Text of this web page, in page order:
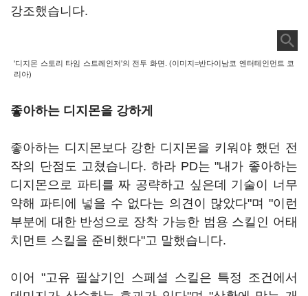
강조했습니다.
'디지몬 스토리 타임 스트레인저'의 전투 화면. (이미지=반다이남코 엔터테인먼트 코
리아)
좋아하는 디지몬을 강하게
좋아하는 디지몬보다 강한 디지몬을 키워야 했던 전
작의 단점도 고쳤습니다. 하라 PD는 "내가 좋아하는
디지몬으로 파티를 짜 공략하고 싶은데 기술이 너무
약해 파티에 넣을 수 없다는 의견이 많았다"며 "이런
부분에 대한 반성으로 장착 가능한 범용 스킬인 어태
치먼트 스킬을 준비했다"고 말했습니다.
이어 "고유 필살기인 스페셜 스킬은 특정 조건에서